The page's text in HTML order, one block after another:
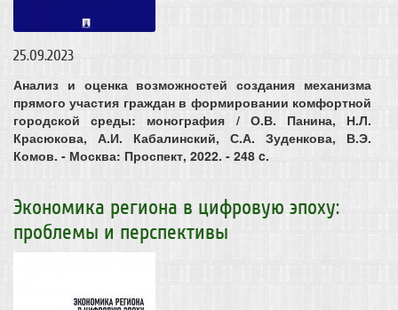
25.09.2023
Анализ и оценка возможностей создания механизма
прямого участия граждан в формировании комфортной
городской среды: монография / О.В. Панина, Н.Л.
Красюкова, А.И. Кабалинский, С.А. Зуденкова, В.Э.
Комов. - Москва: Проспект, 2022. - 248 c.
Экономика региона в цифровую эпоху:
проблемы и перспективы